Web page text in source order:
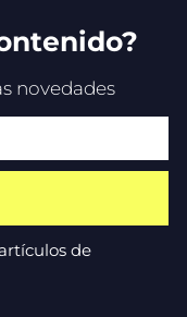
novedades
de